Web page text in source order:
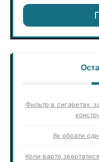
Фильтр в сигаретах:
Як обрати
Коли варто